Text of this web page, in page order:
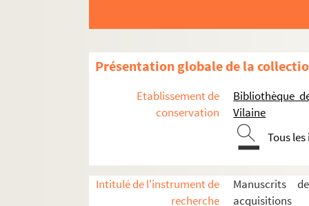
Présentation globale de la
Etablissement de
conservation
Bibliothèque
Vilaine
Tous
Intitulé de l'instrument de
recherche
Manuscrits
acquisitions
Ms 2420/09. [Coupures de presse
Ms 2420/11. [Coupures de presse et
Ms 2420/12. [Coupure de presse
Ms 2420/13. [Coupure de presse et
Ms 2420/14. [Coupure de presse
Ms 2420/15. [Coupures de presse